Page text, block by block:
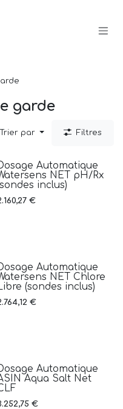
garde
Trier par Filtres
Automatique
NET pH/Rx
inclus)
€
Automatique
NET Chlore
(sondes inclus)
€
Automatique
Aqua Salt Net
€